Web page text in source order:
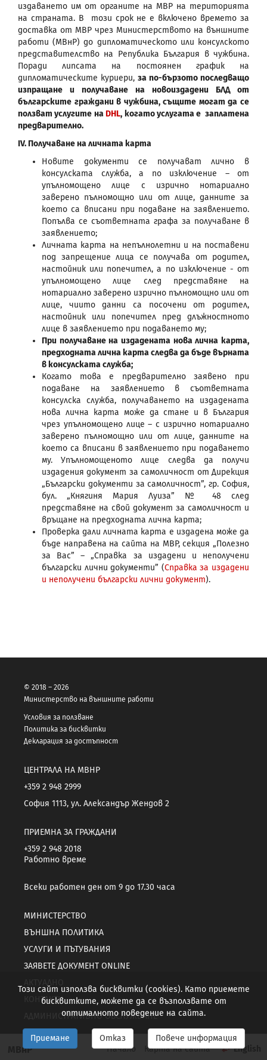
МВнР Начало Карта на сайта English
издаването им от органите на МВР на територията
на страната. В този срок не е включено времето за
доставка от МВР чрез Министерството на външните
работи (МВнР) до дипломатическото или консулското
представителство на Република България в чужбина.
Поради липсата на постоянен график на
дипломатическите куриери, за по-бързото последващо
изпращане и получаване на новоиздадени БЛД от
българските граждани в чужбина, същите могат да се
ползват услугите наDHL, когато услугата е заплатена
предварително.
ІV. Получаване на личната карта
Новите документи се получават лично в
консулската служба, а по изключение – от
упълномощено лице с изрично нотариално
заверено пълномощно или от лице, данните за
което са вписани при подаване на заявлението.
Попълва се съответната графа за получаване в
заявлението;
Личната карта на непълнолетни и на поставени
под запрещение лица се получава от родител,
настойник или попечител, а по изключение - от
упълномощено лице след представяне на
нотариално заверено изрично пълномощно или от
лице, чиито данни са посочени от родител,
настойник или попечител пред длъжностното
лице в заявлението при подаването му;
При получаване на издадената нова лична карта,
предходната лична карта следва да бъде върната
в консулската служба;
Когато това е предварително заявено при
подаване на заявлението в съответната
консулска служба, получаването на издадената
нова лична карта може да стане и в България
чрез упълномощено лице – с изрично нотариално
заверено пълномощно или от лице, данните на
което са вписани в заявлението при подаването
му. Упълномощеното лице следва да получи
издадения документ за самоличност от Дирекция
„Български документи за самоличност”, гр. София,
бул. „Княгиня Мария Луиза” № 48 след
представяне на свой документ за самоличност и
връщане на предходната лична карта;
Проверка дали личната карта е издадена може да
бъде направена на сайта на МВР, секция „Полезно
за Вас” – „Справка за издадени и неполучени
български лични документи” (Справка за издадени
и неполучени български лични документ).
© 2018 – 2026
Министерство на външните работи
Условия за ползване
Политика за бисквитки
Декларация за достъпност
ЦЕНТРАЛА НА МВНР
+359 2 948 2999
София 1113, ул. Александър Жендов 2
ПРИЕМНА ЗА ГРАЖДАНИ
+359 2 948 2018
Работно време
Всеки работен ден от 9 до 17.30 часа
МИНИСТЕРСТВО
ВЪНШНА ПОЛИТИКА
УСЛУГИ И ПЪТУВАНИЯ
ЗАЯВЕТЕ ДОКУМЕНТ ONLINE
КОНТАКТИ
АДМИНИСТРАТИВНО ОБСЛУЖВАНЕ
Този сайт използва бисквитки (cookies). Като приемете
бисквитките, можете да се възползвате от
оптималното поведение на сайта.
Приемане Отказ Повече информация